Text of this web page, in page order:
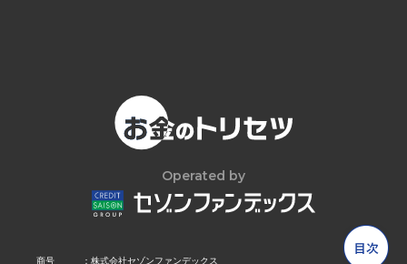
Operated by
商号 株式会社セゾンファンデックス